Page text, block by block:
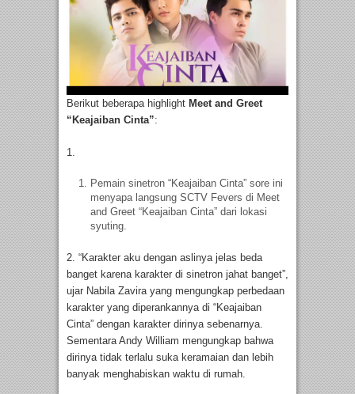
Berikut beberapa highlight Meet and Greet
“Keajaiban Cinta”:
1.
Pemain sinetron “Keajaiban Cinta” sore ini
menyapa langsung SCTV Fevers di Meet
and Greet “Keajaiban Cinta” dari lokasi
syuting.
2. “Karakter aku dengan aslinya jelas beda
banget karena karakter di sinetron jahat banget”,
ujar Nabila Zavira yang mengungkap perbedaan
karakter yang diperankannya di “Keajaiban
Cinta” dengan karakter dirinya sebenarnya.
Sementara Andy William mengungkap bahwa
dirinya tidak terlalu suka keramaian dan lebih
banyak menghabiskan waktu di rumah.